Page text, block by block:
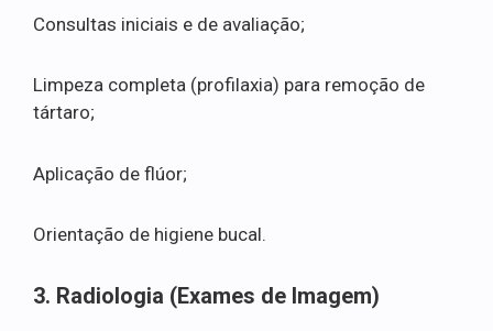
Consultas iniciais e de avaliação;
Limpeza completa (profilaxia) para remoção de
tártaro;
Aplicação de flúor;
Orientação de higiene bucal.
3. Radiologia (Exames de Imagem)